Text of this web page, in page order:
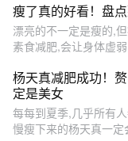
瘦了真的好看！盘
漂亮的不一定是瘦的,
素食减肥,会让身体虚
杨天真减肥成功！
定是美女
每每到夏季,几乎所有
慢瘦下来的杨天真一定